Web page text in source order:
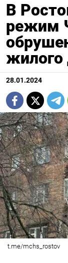
В
режим
28.01.2024
t.me/mchs_rostov